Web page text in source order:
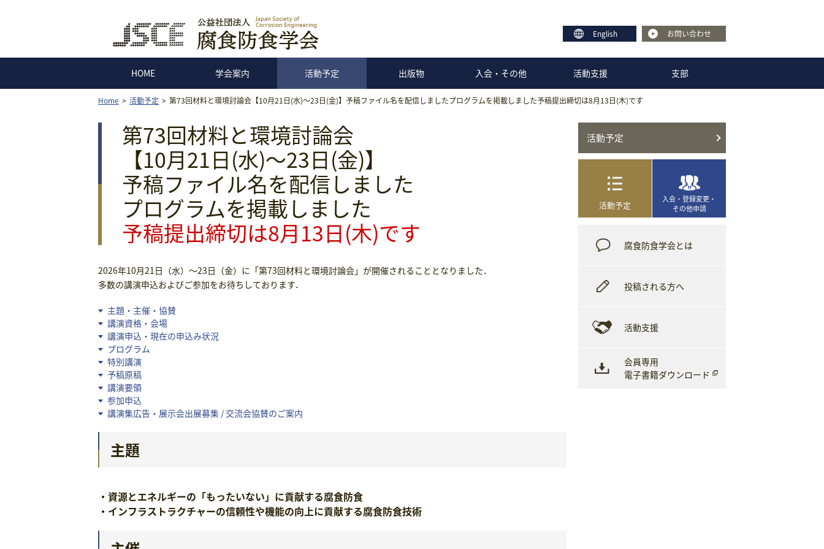
English お問い合わせ
HOME 学会案内 活動予定 出版物 入会・その他 活動支援 支部
Home 活動予定 第73回材料と環境討論会【10月21日(水)～23日(金)】予稿ファイル名を配信しましたプログラムを掲載しました予稿提出締切は8月13日(木)です
第73回材料と環境討論会
【10月21日(水)～23日(金)】
予稿ファイル名を配信しました
プログラムを掲載しました
予稿提出締切は8月13日(木)です
2026年10月21日（水）～23日（金）に「第73回材料と環境討論会」が開催されることとなりました．
多数の講演申込およびご参加をお待ちしております．
主題・主催・協賛
講演資格・会場
講演申込・現在の申込み状況
プログラム
特別講演
予稿原稿
講演要領
参加申込
講演集広告・展示会出展募集 / 交流会協賛のご案内
主題
・資源とエネルギーの「もったいない」に貢献する腐食防食
・インフラストラクチャーの信頼性や機能の向上に貢献する腐食防食技術
活動予定
活動予定
入会・登録変更・
その他申請
腐食防食学会とは
投稿される方へ
活動支援
会員専用
電子書籍ダウンロード